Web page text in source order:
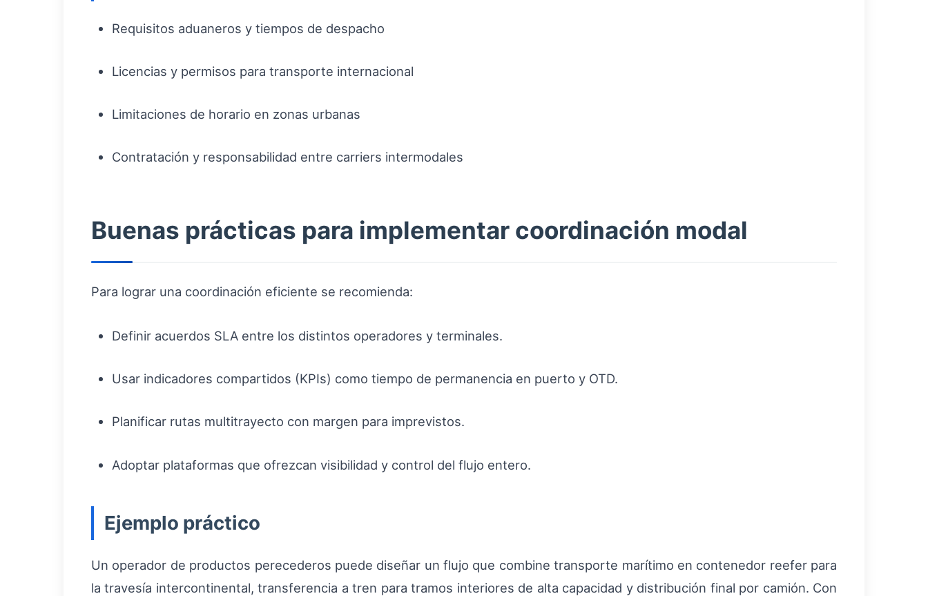
Requisitos aduaneros y tiempos de despacho
Licencias y permisos para transporte internacional
Limitaciones de horario en zonas urbanas
Contratación y responsabilidad entre carriers intermodales
Buenas prácticas para implementar coordinación modal
Para lograr una coordinación eficiente se recomienda:
Definir acuerdos SLA entre los distintos operadores y terminales.
Usar indicadores compartidos (KPIs) como tiempo de permanencia en puerto y OTD.
Planificar rutas multitrayecto con margen para imprevistos.
Adoptar plataformas que ofrezcan visibilidad y control del flujo entero.
Ejemplo práctico
Un operador de productos perecederos puede diseñar un flujo que combine transporte marítimo en contenedor reefer para
la travesía intercontinental, transferencia a tren para tramos interiores de alta capacidad y distribución final por camión. Con